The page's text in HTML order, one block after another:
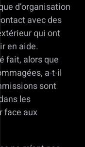
d’organisation
avec des
qui ont
en aide.
fait, alors que
a-t-il
sont
les
face aux